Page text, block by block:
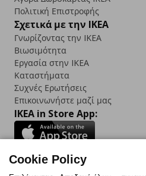
Πολιτική Επιστροφής
Σχετικά με την IKEA
Γνωρίζοντας την IKEA
Βιωσιμότητα
Εργασία στην IKEA
Καταστήματα
Συχνές Ερωτήσεις
Επικοινωνήστε μαζί μας
IKEA in Store App:
Cookie Policy